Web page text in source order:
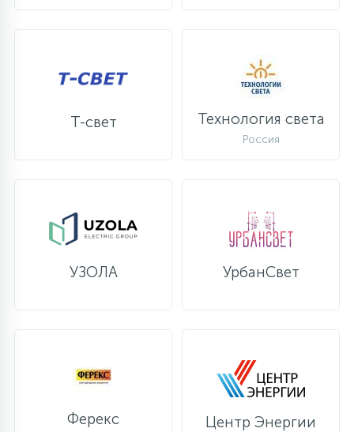
Т-свет Технология света
Россия
УЗОЛА УрбанСвет
Ферекс Центр Энергии